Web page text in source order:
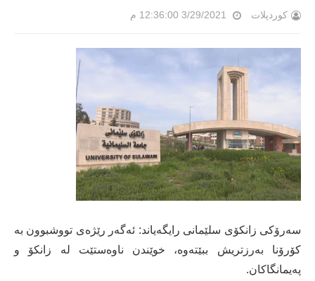
کوردپلات 3/29/2021 12:36:00 م
سەرۆکی زانکۆی سلێمانی رایگەیاند: ئەگەر رێژەی تووشبوون بە
کۆرۆنا بەرزتریش ببێتەوە، خوێندن ناوەستێت لە زانکۆ و
پەیمانگاکان.